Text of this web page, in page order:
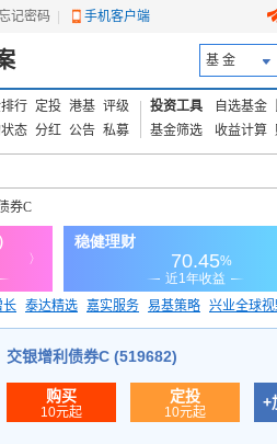
记密码 手机客户端
基 金
行 定投 港基 评级
态 分红 公告 私募
投资工具 自选基金
基金筛选
收益计算
券C
长 泰达精选 嘉实服务 易基策略 兴业全球
交银增利债券C (519682)
购买
10元起
定投
10元起
+